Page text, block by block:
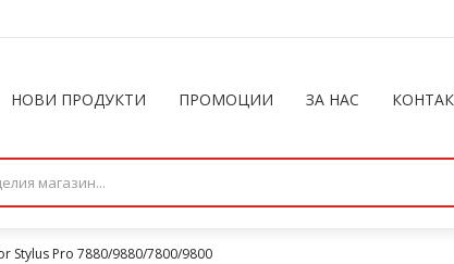
НОВИ ПРОДУКТИ ПРОМОЦИИ ЗА НАС
Stylus Pro 7880/9880/7800/9800